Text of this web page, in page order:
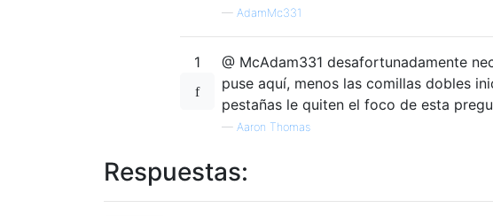
— AdamMc331
1
@ McAdam331 desafortunadamente
puse aquí, menos las comillas dobles
pestañas le quiten el foco de esta
— Aaron Thomas
Respuestas: